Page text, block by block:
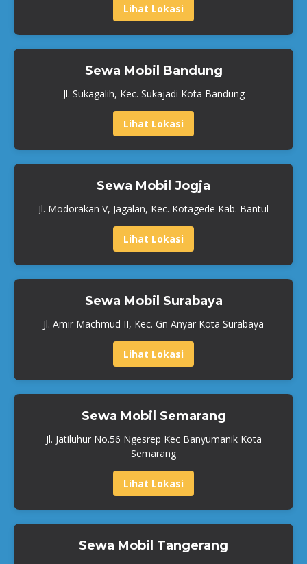
Lihat Lokasi
Sewa Mobil Bandung
Jl. Sukagalih, Kec. Sukajadi Kota Bandung
Lihat Lokasi
Sewa Mobil Jogja
Jl. Modorakan V, Jagalan, Kec. Kotagede Kab. Bantul
Lihat Lokasi
Sewa Mobil Surabaya
Jl. Amir Machmud II, Kec. Gn Anyar Kota Surabaya
Lihat Lokasi
Sewa Mobil Semarang
Jl. Jatiluhur No.56 Ngesrep Kec Banyumanik Kota
Semarang
Lihat Lokasi
Sewa Mobil Tangerang